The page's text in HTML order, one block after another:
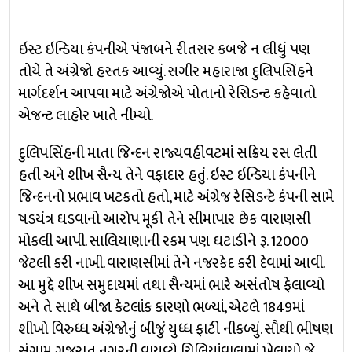
ઇસ્ટ ઇન્ડિયા કંપનીએ પંજાબને રીતસર કબજે ન લીધું પણ
તોયે તે અંગ્રેજો હસ્તક આવ્યું. સગીર મહારાજા દુલિપસિંહને
માર્ગદર્શન આપવા માટે અંગ્રેજોએ પોતાનો રેસિડન્ટ કહેવાતો
એજન્ટ લાહોર ખાતે નીમ્યો.
દુલિપસિંહની માતા જિન્દન રાજ્યવહીવટમાં સક્રિય રસ લેતી
હતી અને શીખ સૈન્ય તેને વફાદાર હતું. ઇસ્ટ ઇન્ડિયા કંપનીને
જિન્દનનો પ્રભાવ ખટકતો હતો, માટે અંગ્રેજ રેસિડન્ટે કંપની સામે
ષડયંત્ર ઘડવાનો આરોપ મૂકી તેને સીમાપાર છેક વારાણસી
મોકલી આપી. સાલિયાણાની રકમ પણ ઘટાડીને રૂ. 12000
જેટલી કરી નાખી. વારાણસીમાં તેને નજરકેદ કરી દેવામાં આવી.
આ મુદ્દે શીખ સમુદાયમાં તથા સૈન્યમાં ભારે અસંતોષ ફેલાવ્યો
અને તે સાથે બીજા કેટલાંક કારણો ભળ્યાં, એટલે 1849માં
શીખો વિરુધ્ધ અંગ્રેજોનું બીજું યુધ્ધ ફાટી નીકળ્યું. સૌથી ભીષણ